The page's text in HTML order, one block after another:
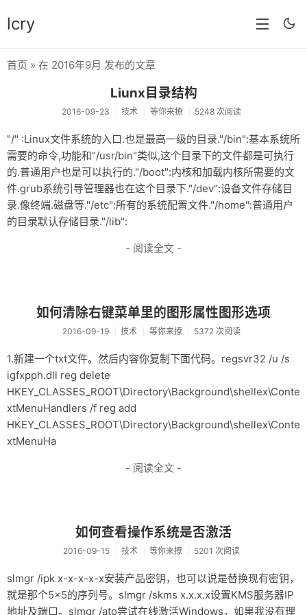
lcry
分类
分享
技术
教程
AI
友链
关于
首页 » 在 2016年9月 发布的文章
Liunx目录结构
2016-09-23 技术 等你来撩 5248 次阅读
"/" :Linux文件系统的入口.也是最高一级的目录."/bin":基本系统所
需要的命令,功能和"/usr/bin"类似,这个目录下的文件都是可执行
的.普通用户也是可以执行的."/boot":内核和加载内核所需要的文
件.grub系统引导管理器也在这个目录下."/dev":设备文件存储目
录.像终端.磁盘等."/etc":所有的系统配置文件."/home":普通用户
的目录默认存储目录."/lib":
- 阅读全文 -
如何清除右键菜单里的图形属性图形选项
2016-09-19 技术 等你来撩 5372 次阅读
1.新建一个txt文件。然后内容你复制下面代码。regsvr32 /u /s
igfxpph.dll reg delete
HKEY_CLASSES_ROOT\Directory\Background\shellex\Conte
xtMenuHandlers /f reg add
HKEY_CLASSES_ROOT\Directory\Background\shellex\Conte
xtMenuHa
- 阅读全文 -
如何查看操作系统是否激活
2016-09-15 技术 等你来撩 5201 次阅读
slmgr /ipk x-x-x-x-x安装产品密钥，也可以说是替换现有密钥，
就是那个5×5的序列号。slmgr /skms x.x.x.x设置KMS服务器IP
地址及端口。slmgr /ato尝试在线激活Windows，如果我没有理